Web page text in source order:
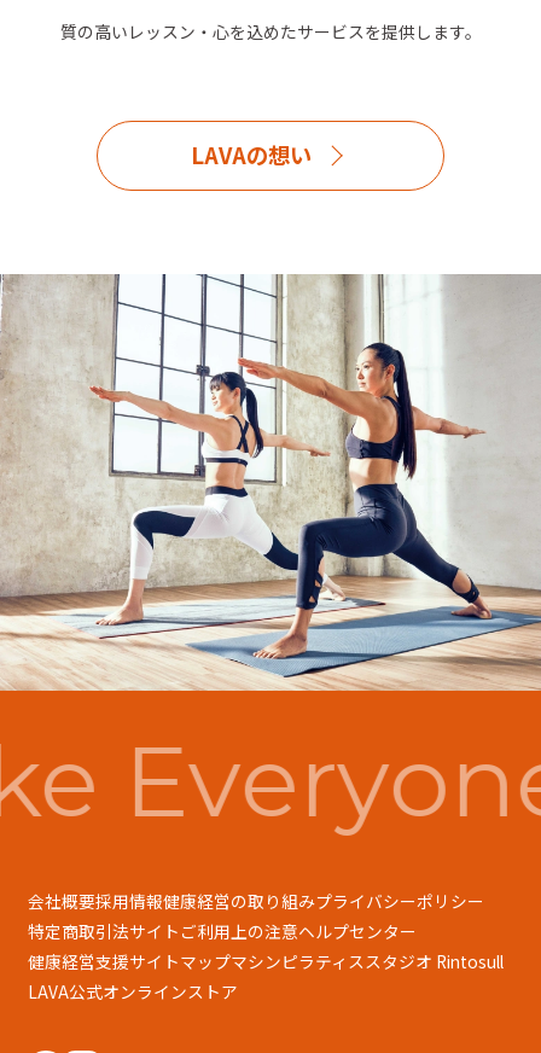
質の高いレッスン・心を込めたサービスを提供します。
LAVAの想い
会社概要採用情報健康経営の取り組みプライバシーポリシー
特定商取引法サイトご利用上の注意ヘルプセンター
健康経営支援サイトマップマシンピラティススタジオ Rintosull
LAVA公式オンラインストア